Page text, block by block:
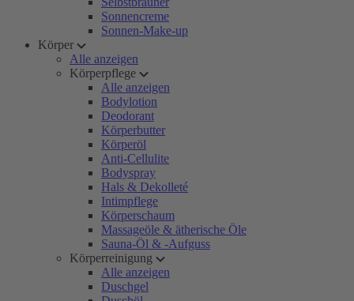
Sonnencreme
Sonnen-Make-up
Körper
Alle anzeigen
Körperpflege
Alle anzeigen
Bodylotion
Deodorant
Körperbutter
Körperöl
Anti-Cellulite
Bodyspray
Hals & Dekolleté
Intimpflege
Körperschaum
Massageöle & ätherische Öle
Sauna-Öl & -Aufguss
Körperreinigung
Alle anzeigen
Duschgel